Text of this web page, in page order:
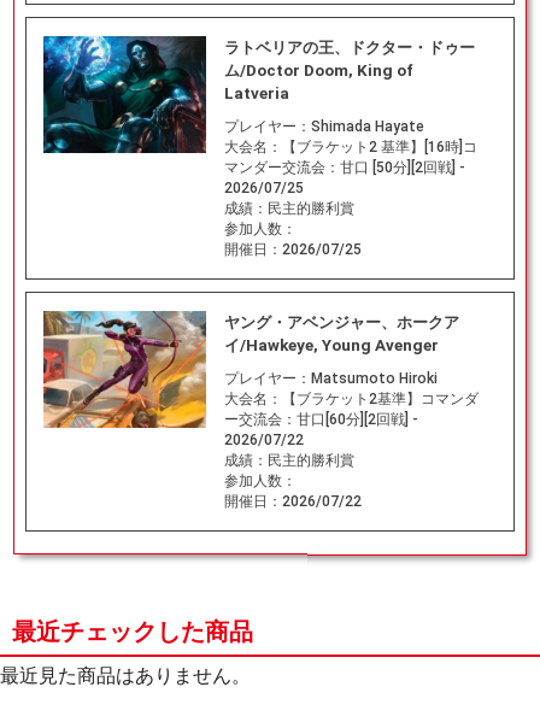
ラトベリアの王、ドクター・ドゥー
ム/Doctor Doom, King of
Latveria
プレイヤー： Shimada Hayate
大会名：
【ブラケット2 基準】[16時]コ
マンダー交流会：甘口 [50分][2回戦] -
2026/07/25
成績： 民主的勝利賞
参加人数：
開催日： 2026/07/25
ヤング・アベンジャー、ホークア
イ/Hawkeye, Young Avenger
プレイヤー： Matsumoto Hiroki
大会名：
【ブラケット2基準】コマンダ
ー交流会：甘口[60分][2回戦] -
2026/07/22
成績： 民主的勝利賞
参加人数：
開催日： 2026/07/22
最近チェックした商品
最近見た商品はありません。